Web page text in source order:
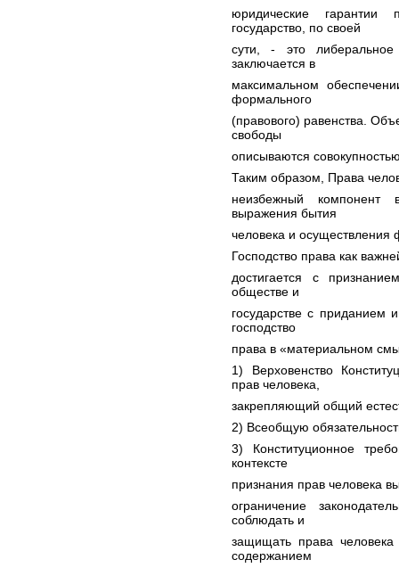
юридические
государство, по своей
сути, - это либеральное
заключается в
максимальном
формального
(правового) равенства.
свободы
описываются
Таким образом, Права
неизбежный компонент
выражения бытия
человека и
Господство права как
достигается с
обществе и
государстве с приданием
господство
права в «материальном
1) Верховенство
прав человека,
закрепляющий общий
2) Всеобщую
3) Конституционное
контексте
признания прав человека
ограничение
соблюдать и
защищать права
содержанием